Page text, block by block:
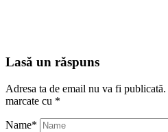
Lasă un răspuns
Adresa ta de email nu va fi publicată.
marcate cu *
Name*